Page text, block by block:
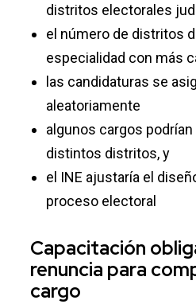
distritos electorales
el número de distritos
especialidad con más
las candidaturas se
aleatoriamente
algunos cargos
distintos distritos, y
el INE ajustaría el
proceso electoral
Capacitación
renuncia para
cargo